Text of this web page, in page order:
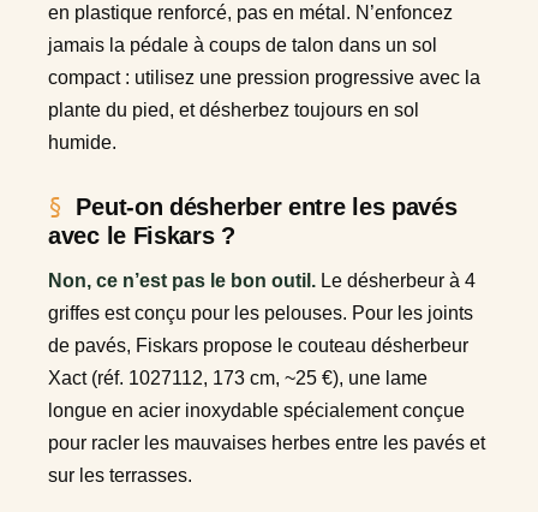
en plastique renforcé, pas en métal. N’enfoncez
jamais la pédale à coups de talon dans un sol
compact : utilisez une pression progressive avec la
plante du pied, et désherbez toujours en sol
humide.
Peut-on désherber entre les pavés
avec le Fiskars ?
Non, ce n’est pas le bon outil. Le désherbeur à 4
griffes est conçu pour les pelouses. Pour les joints
de pavés, Fiskars propose le couteau désherbeur
Xact (réf. 1027112, 173 cm, ~25 €), une lame
longue en acier inoxydable spécialement conçue
pour racler les mauvaises herbes entre les pavés et
sur les terrasses.